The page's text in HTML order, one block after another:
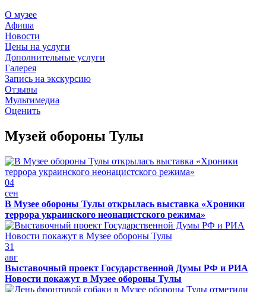
О музее
Афиша
Новости
Цены на услуги
Дополнительные услуги
Галерея
Запись на экскурсию
Отзывы
Мультимедиа
Оценить
Музей обороны Тулы
04
сен
В Музее обороны Тулы открылась выставка «Хроники
террора украинского неонацистского режима»
31
авг
Выставочный проект Государственной Думы РФ и РИА
Новости покажут в Музее обороны Тулы